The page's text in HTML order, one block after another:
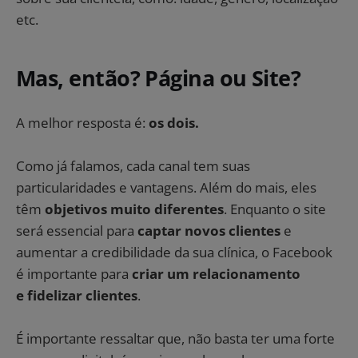
etc.
Mas, então? Página ou Site?
A melhor resposta é: os dois.
Como já falamos, cada canal tem suas
particularidades e vantagens. Além do mais, eles
têm objetivos muito diferentes. Enquanto o site
será essencial para captar novos clientes e
aumentar a credibilidade da sua clínica, o Facebook
é importante para criar um relacionamento
efidelizar clientes.
É importante ressaltar que, não basta ter uma forte